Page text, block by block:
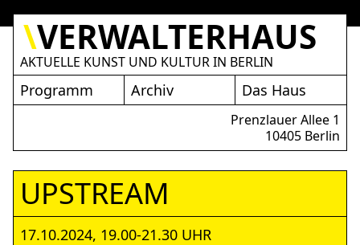
\VERWALTERHAUS
AKTUELLE KUNST UND KULTUR IN BERLIN
Programm Archiv Das Haus
Prenzlauer Allee 1
10405 Berlin
UPSTREAM
UPSTREAM
17.10.2024, 19.00-21.30 UHR